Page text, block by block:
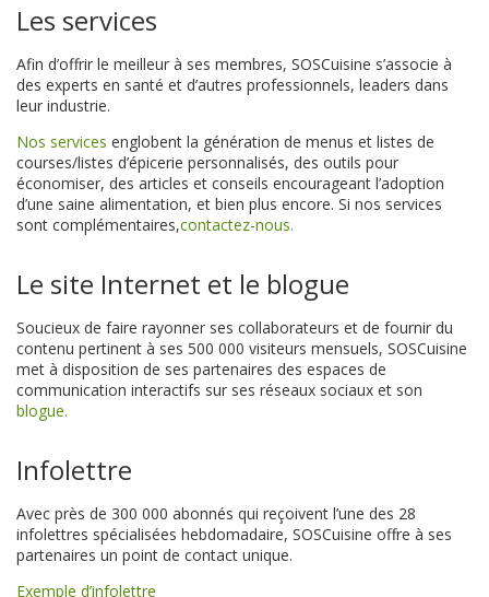
Les services
Afin d’offrir le meilleur à ses membres, SOSCuisine s’associe à
des experts en santé et d’autres professionnels, leaders dans
leur industrie.
Nos services englobent la génération de menus et listes de
courses/listes d’épicerie personnalisés, des outils pour
économiser, des articles et conseils encourageant l’adoption
d’une saine alimentation, et bien plus encore. Si nos services
sont complémentaires,contactez-nous.
Le site Internet et le blogue
Soucieux de faire rayonner ses collaborateurs et de fournir du
contenu pertinent à ses 500 000 visiteurs mensuels, SOSCuisine
met à disposition de ses partenaires des espaces de
communication interactifs sur ses réseaux sociaux et son
blogue.
Infolettre
Avec près de 300 000 abonnés qui reçoivent l’une des 28
infolettres spécialisées hebdomadaire, SOSCuisine offre à ses
partenaires un point de contact unique.
Exemple d’infolettre